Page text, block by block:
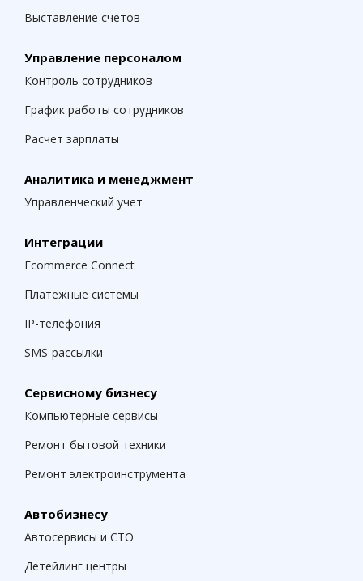
Выставление счетов
Управление персоналом
Контроль сотрудников
График работы сотрудников
Расчет зарплаты
Аналитика и менеджмент
Управленческий учет
Интеграции
Ecommerce Connect
Платежные системы
IP-телефония
SMS-рассылки
Сервисному бизнесу
Компьютерные сервисы
Ремонт бытовой техники
Ремонт электроинструмента
Автобизнесу
Автосервисы и СТО
Детейлинг центры